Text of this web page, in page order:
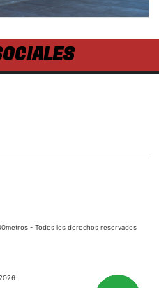
- Todos los derechos reservados